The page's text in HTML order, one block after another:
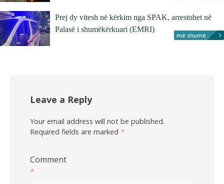
Prej dy vitesh në kërkim nga SPAK, arrestohet në
Palasë i shumëkërkuari (EMRI)
më shumë...
Leave a Reply
Your email address will not be published.
Required fields are marked *
Comment
*